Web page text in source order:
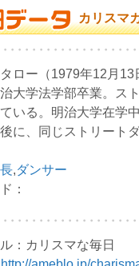
カリスマ
ロー（1979年12月
大学法学部卒業。ス
いる。明治大学在学
に、同じストリート
,ダンサー
：
：カリスマな毎日